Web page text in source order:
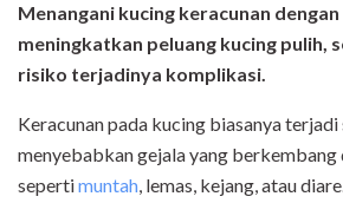
Menangani kucing keracunan
meningkatkan peluang kucing pulih,
risiko terjadinya komplikasi.
Keracunan pada kucing biasanya
menyebabkan gejala yang berkembang
sepertimuntah, lemas, kejang, atau